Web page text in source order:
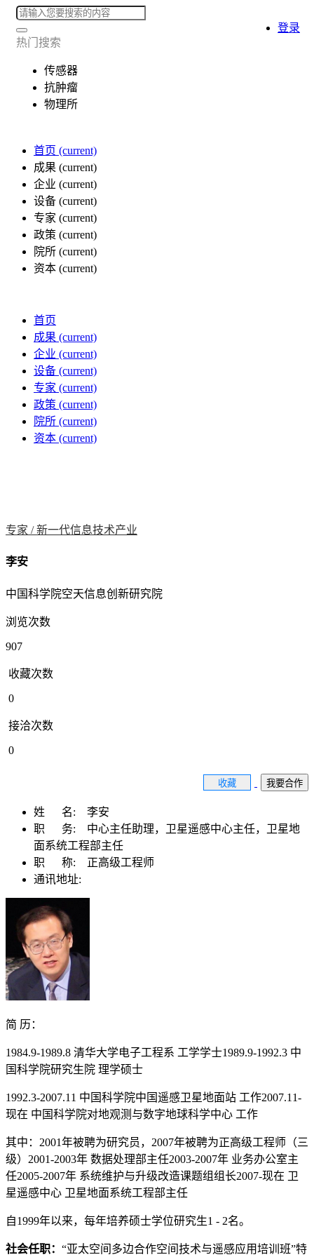
热门搜索
传感器
抗肿瘤
物理所
首页 (current)
成果 (current)
企业 (current)
设备 (current)
专家 (current)
政策 (current)
院所 (current)
资本 (current)
登录
首页
成果 (current)
企业 (current)
设备 (current)
专家 (current)
政策 (current)
院所 (current)
资本 (current)
专家 /新一代信息技术产业
李安
中国科学院空天信息创新研究院
浏览次数
907
收藏次数
0
接洽次数
0
收藏 我要合作
姓 名: 李安
职 务: 中心主任助理，卫星遥感中心主任，卫星地
面系统工程部主任
职 称: 正高级工程师
通讯地址:
简 历：
1984.9-1989.8 清华大学电子工程系 工学学士1989.9-1992.3 中
国科学院研究生院 理学硕士
1992.3-2007.11 中国科学院中国遥感卫星地面站 工作2007.11-
现在 中国科学院对地观测与数字地球科学中心 工作
其中：2001年被聘为研究员，2007年被聘为正高级工程师（三
级）2001-2003年 数据处理部主任2003-2007年 业务办公室主
任2005-2007年 系统维护与升级改造课题组组长2007-现在 卫
星遥感中心 卫星地面系统工程部主任
自1999年以来，每年培养硕士学位研究生1 - 2名。
社会任职： “亚太空间多边合作空间技术与遥感应用培训班”特